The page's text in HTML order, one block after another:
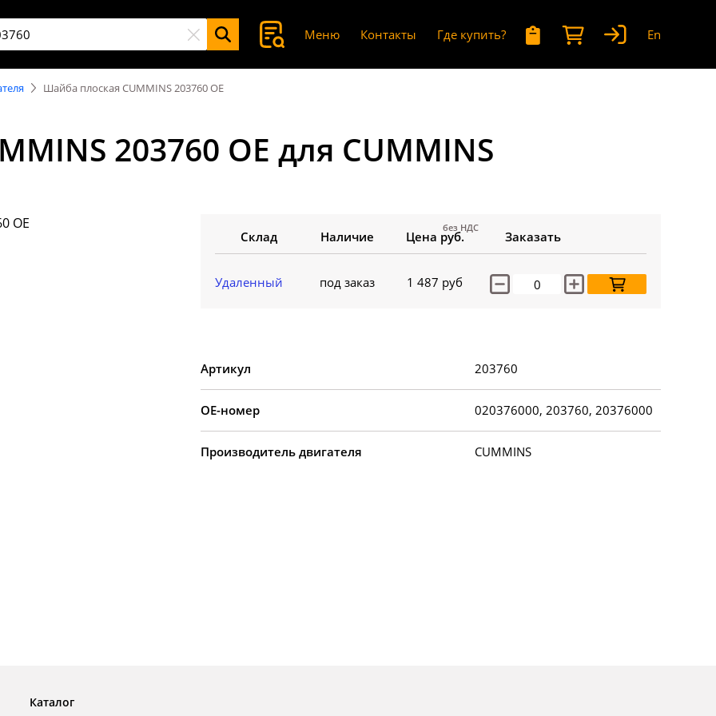
Меню Контакты Где купить? En
Шайба плоская CUMMINS 203760 OE
203760 OE для CUMMINS
Склад Наличие Цена руб.
без НДС
Заказать
Удаленный под заказ 1 487 руб
Артикул 203760
OE-номер 020376000, 203760, 20376000
Производитель двигателя CUMMINS
Каталог